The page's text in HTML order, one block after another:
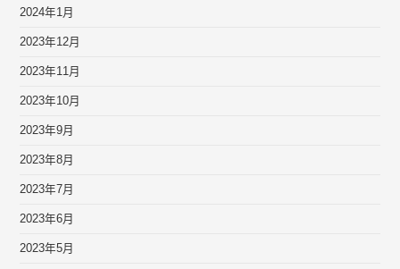
2024年1月
2023年12月
2023年11月
2023年10月
2023年9月
2023年8月
2023年7月
2023年6月
2023年5月